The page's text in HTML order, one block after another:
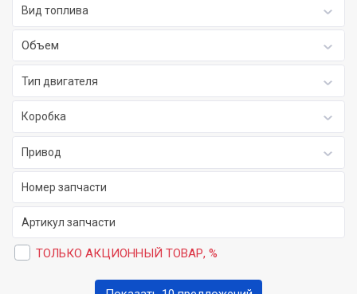
Вид топлива
Объем
Тип двигателя
Коробка
Привод
ТОЛЬКО АКЦИОННЫЙ ТОВАР, %